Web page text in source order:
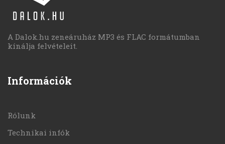
A Dalok.hu zeneáruház MP3 és FLAC formátumban
kínálja felvételeit.
Információk
Rólunk
Technikai infók